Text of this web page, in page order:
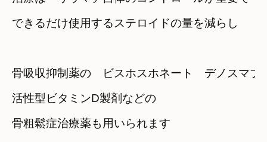
できるだけ使用するステロイドの量を減らし
骨吸収抑制薬の　ビスホスホネート　デノスマブ
活性型ビタミンD製剤などの
骨粗鬆症治療薬も用いられます